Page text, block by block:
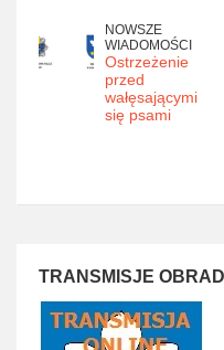
NOWSZE
WIADOMOŚCI
Ostrzeżenie
przed
wałęsającymi
się psami
TRANSMISJE